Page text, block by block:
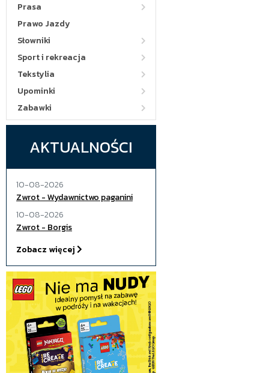
Prasa
Prawo Jazdy
Słowniki
Sport i rekreacja
Tekstylia
Upominki
Zabawki
AKTUALNOŚCI
10-08-2026
Zwrot - Wydawnictwo paganini
10-08-2026
Zwrot - Borgis
Zobacz więcej